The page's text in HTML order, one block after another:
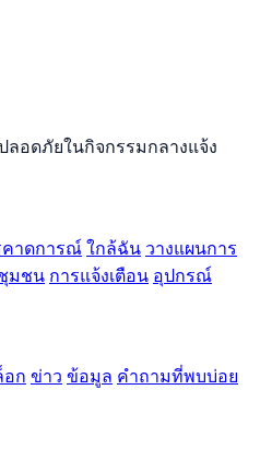
อดภัยในกิจกรรมกลางแจ้ง
คาดการณ์ใกล้ฉัน วางแผนการ
มชน การแจ้งเตือน อุปกรณ์
ก ข่าว ข้อมูล คำถามที่พบบ่อย